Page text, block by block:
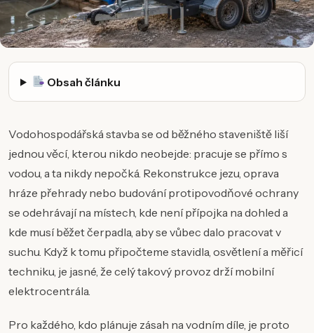
Obsah článku
Vodohospodářská stavba se od běžného staveniště liší
jednou věcí, kterou nikdo neobejde: pracuje se přímo s
vodou, a ta nikdy nepočká. Rekonstrukce jezu, oprava
hráze přehrady nebo budování protipovodňové ochrany
se odehrávají na místech, kde není přípojka na dohled a
kde musí běžet čerpadla, aby se vůbec dalo pracovat v
suchu. Když k tomu připočteme stavidla, osvětlení a měřicí
techniku, je jasné, že celý takový provoz drží mobilní
elektrocentrála.
Pro každého, kdo plánuje zásah na vodním díle, je proto